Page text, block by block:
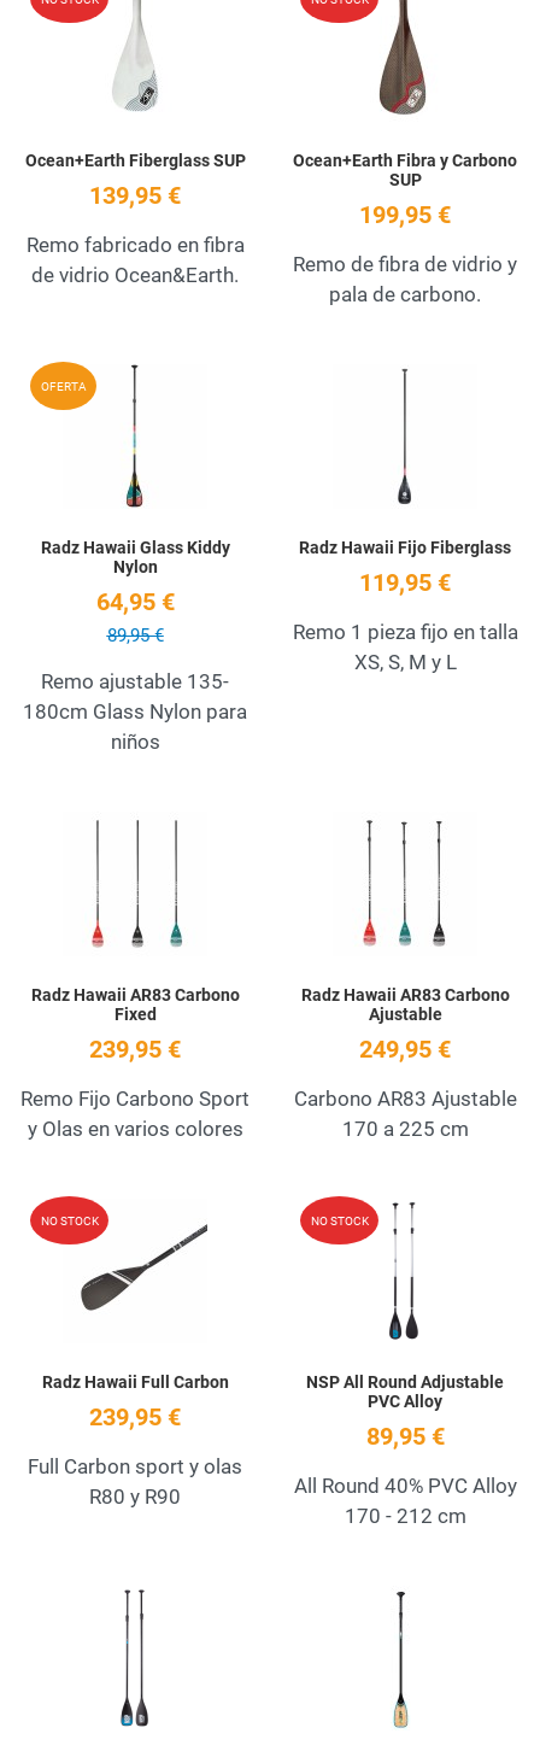
Ocean+Earth Fiberglass SUP
139,95 €
Remo fabricado en fibra
de vidrio Ocean&Earth.
Ocean+Earth Fibra y Carbono
SUP
199,95 €
Remo de fibra de vidrio y
pala de carbono.
OFERTA
Radz Hawaii Glass Kiddy
Nylon
64,95 €
89,95 €
Remo ajustable 135-
180cm Glass Nylon para
niños
Radz Hawaii Fijo Fiberglass
119,95 €
Remo 1 pieza fijo en talla
XS, S, M y L
Add to Wishlist
Radz Hawaii AR83 Carbono
Fixed
239,95 €
Remo Fijo Carbono Sport
y Olas en varios colores
Radz Hawaii AR83 Carbono
Ajustable
249,95 €
Carbono AR83 Ajustable
170 a 225 cm
NO STOCK Add to Wishlist
Radz Hawaii Full Carbon
239,95 €
Full Carbon sport y olas
R80 y R90
NO STOCK
NSP All Round Adjustable
PVC Alloy
89,95 €
All Round 40% PVC Alloy
170 - 212 cm